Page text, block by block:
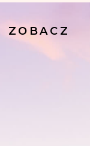
ZOBACZ